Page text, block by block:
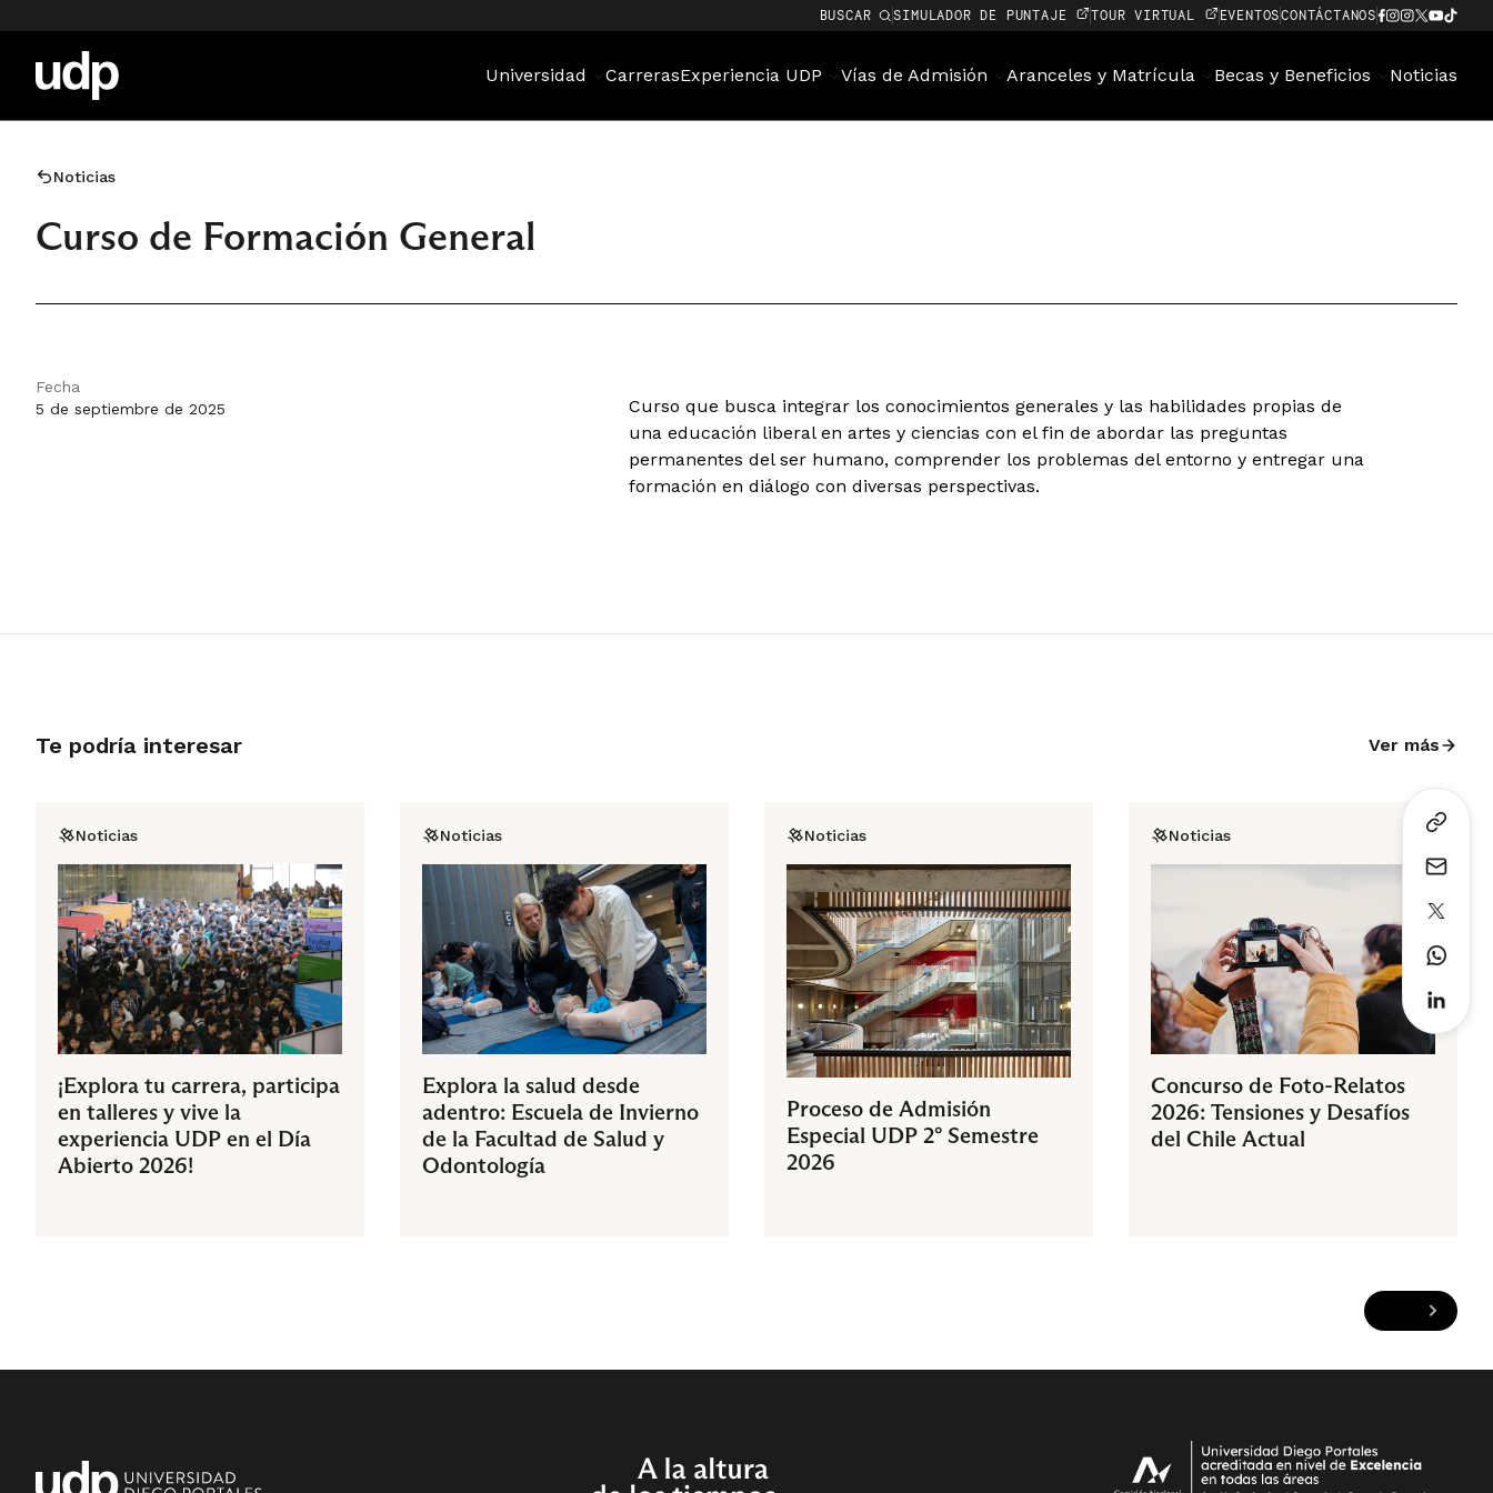
BUSCAR SIMULADOR DE PUNTAJE TOUR VIRTUAL EVENTOSCONTÁCTANOS
Universidad CarrerasExperiencia UDP Vías de Admisión Aranceles y Matrícula Becas y Beneficios Noticias
Noticias
Curso de Formación General
Fecha
5 de septiembre de 2025
Curso que busca integrar los conocimientos generales y las habilidades propias de
una educación liberal en artes y ciencias con el fin de abordar las preguntas
permanentes del ser humano, comprender los problemas del entorno y entregar una
formación en diálogo con diversas perspectivas.
Te podría interesar Ver más
Noticias
¡Explora tu carrera, participa
en talleres y vive la
experiencia UDP en el Día
Abierto 2026!
Noticias
Explora la salud desde
adentro: Escuela de Invierno
de la Facultad de Salud y
Odontología
Noticias
Proceso de Admisión
Especial UDP 2° Semestre
2026
Noticias
Concurso de Foto-Relatos
2026: Tensiones y Desafíos
del Chile Actual